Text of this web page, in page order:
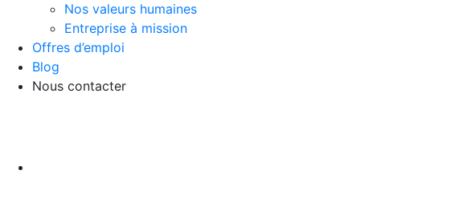
Nos valeurs humaines
Entreprise à mission
Offres d’emploi
Blog
Nous contacter